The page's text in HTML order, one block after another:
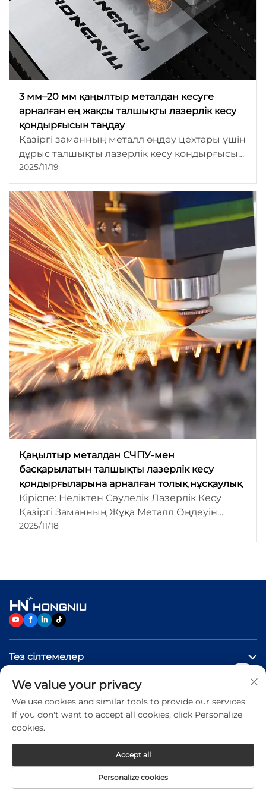
3 мм–20 мм қаңылтыр металдан кесуге
арналған ең жақсы талшықты лазерлік кесу
қондырғысын таңдау
Қазіргі заманның металл өңдеу цехтары үшін
дұрыс талшықты лазерлік кесу қондырғысын
таңдау – ең маңызды шешімдердің біріне
айналып отыр. Талшықты лазерлік
технология CO₂ және плазмалық
жүйелерден жылдамдық, пайдалы әсер
коэффициенті мен жиектің сапасы жағынан
басым бола түсе отырып, металл өңдеуші
көбірек компаниялардың назарын өзіне
аудартуда...
2025/11/19
Қаңылтыр металдан СЧПУ-мен
басқарылатын талшықты лазерлік кесу
қондырғыларына арналған толық нұсқаулық
Кіріспе: Неліктен Сәулелік Лазерлік Кесу
Қазіргі Заманның Жұқа Металл Өңдеуін
Басқаратыны Сәулелік лазерлік CNC кесу
машиналары жедел темпте қазіргі заманның
уақытша емес — бұл технология...
2025/11/18
Тез сілтемелер
Өнімдер
Бізге хабарласыңыз
Copyright © 2026 Jinan Hongniu Machinery Equipment
We value your privacy
We use cookies and similar tools to provide our services.
If you don't want to accept all cookies, click Personalize
cookies.
Personalize cookies
Accept all